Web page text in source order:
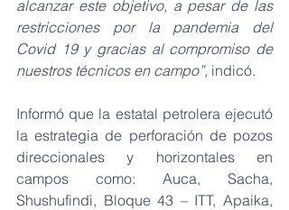
alcanzar este objetivo, a pesar de las
restricciones por la pandemia del
Covid 19 y gracias al compromiso de
nuestros técnicos en campo”, indicó.
Informó que la estatal petrolera ejecutó
la estrategia de perforación de pozos
direccionales y horizontales en
campos como: Auca, Sacha,
Shushufindi, Bloque 43 – ITT, Apaika,